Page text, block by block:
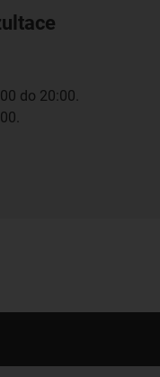
do 20:00.